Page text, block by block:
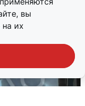
вы
на их